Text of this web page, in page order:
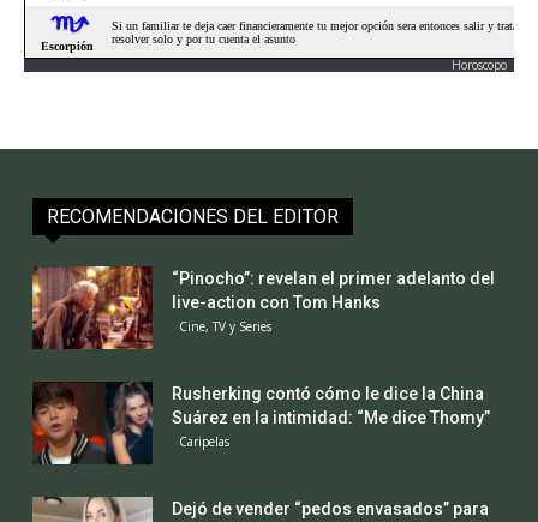
Horoscopo
RECOMENDACIONES DEL EDITOR
“Pinocho”: revelan el primer adelanto del
live-action con Tom Hanks
Cine, TV y Series
Rusherking contó cómo le dice la China
Suárez en la intimidad: “Me dice Thomy”
Caripelas
Dejó de vender “pedos envasados” para